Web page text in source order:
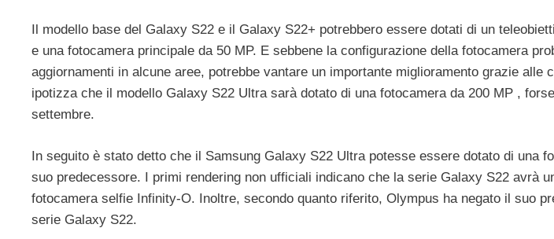
Il modello base del Galaxy S22 e il Galaxy S22+ potrebbero essere dotati di un
e una fotocamera principale da 50 MP. E sebbene la configurazione della fotocamera
aggiornamenti in alcune aree, potrebbe vantare un importante miglioramento grazie alle
ipotizza che il modello Galaxy S22 Ultra sarà dotato di una fotocamera da 200 MP ,
settembre.
In seguito è stato detto che il Samsung Galaxy S22 Ultra potesse essere dotato di una
suo predecessore. I primi rendering non ufficiali indicano che la serie Galaxy S22 avrà
fotocamera selfie Infinity-O. Inoltre, secondo quanto riferito, Olympus ha negato il suo
serie Galaxy S22.